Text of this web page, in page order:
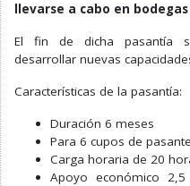
llevarse a cabo en
El fin de dicha pasantía
desarrollar nuevas
Características de la pasantía:
Duración 6 meses
Para 6 cupos de
Carga horaria de 20
Apoyo económico 2,5